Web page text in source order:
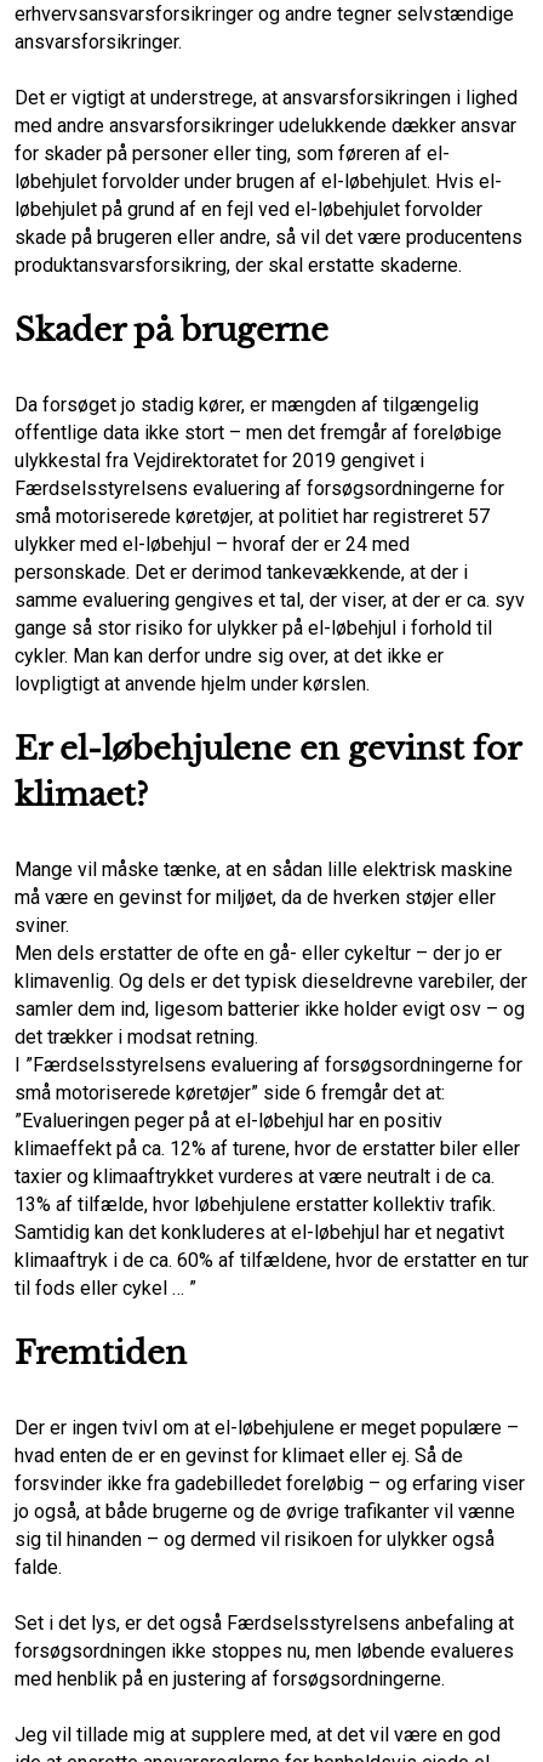
erhvervsansvarsforsikringer og andre tegner selvstændige
ansvarsforsikringer.
Det er vigtigt at understrege, at ansvarsforsikringen i lighed
med andre ansvarsforsikringer udelukkende dækker ansvar
for skader på personer eller ting, som føreren af el-
løbehjulet forvolder under brugen af el-løbehjulet. Hvis el-
løbehjulet på grund af en fejl ved el-løbehjulet forvolder
skade på brugeren eller andre, så vil det være producentens
produktansvarsforsikring, der skal erstatte skaderne.
Skader på brugerne
Da forsøget jo stadig kører, er mængden af tilgængelig
offentlige data ikke stort – men det fremgår af foreløbige
ulykkestal fra Vejdirektoratet for 2019 gengivet i
Færdselsstyrelsens evaluering af forsøgsordningerne for
små motoriserede køretøjer, at politiet har registreret 57
ulykker med el-løbehjul – hvoraf der er 24 med
personskade. Det er derimod tankevækkende, at der i
samme evaluering gengives et tal, der viser, at der er ca. syv
gange så stor risiko for ulykker på el-løbehjul i forhold til
cykler. Man kan derfor undre sig over, at det ikke er
lovpligtigt at anvende hjelm under kørslen.
Er el-løbehjulene en gevinst for
klimaet?
Mange vil måske tænke, at en sådan lille elektrisk maskine
må være en gevinst for miljøet, da de hverken støjer eller
sviner.
Men dels erstatter de ofte en gå- eller cykeltur – der jo er
klimavenlig. Og dels er det typisk dieseldrevne varebiler, der
samler dem ind, ligesom batterier ikke holder evigt osv – og
det trækker i modsat retning.
I ”Færdselsstyrelsens evaluering af forsøgsordningerne for
små motoriserede køretøjer” side 6 fremgår det at:
”Evalueringen peger på at el-løbehjul har en positiv
klimaeffekt på ca. 12% af turene, hvor de erstatter biler eller
taxier og klimaaftrykket vurderes at være neutralt i de ca.
13% af tilfælde, hvor løbehjulene erstatter kollektiv trafik.
Samtidig kan det konkluderes at el-løbehjul har et negativt
klimaaftryk i de ca. 60% af tilfældene, hvor de erstatter en tur
til fods eller cykel … ”
Fremtiden
Der er ingen tvivl om at el-løbehjulene er meget populære –
hvad enten de er en gevinst for klimaet eller ej. Så de
forsvinder ikke fra gadebilledet foreløbig – og erfaring viser
jo også, at både brugerne og de øvrige trafikanter vil vænne
sig til hinanden – og dermed vil risikoen for ulykker også
falde.
Set i det lys, er det også Færdselsstyrelsens anbefaling at
forsøgsordningen ikke stoppes nu, men løbende evalueres
med henblik på en justering af forsøgsordningerne.
Jeg vil tillade mig at supplere med, at det vil være en god